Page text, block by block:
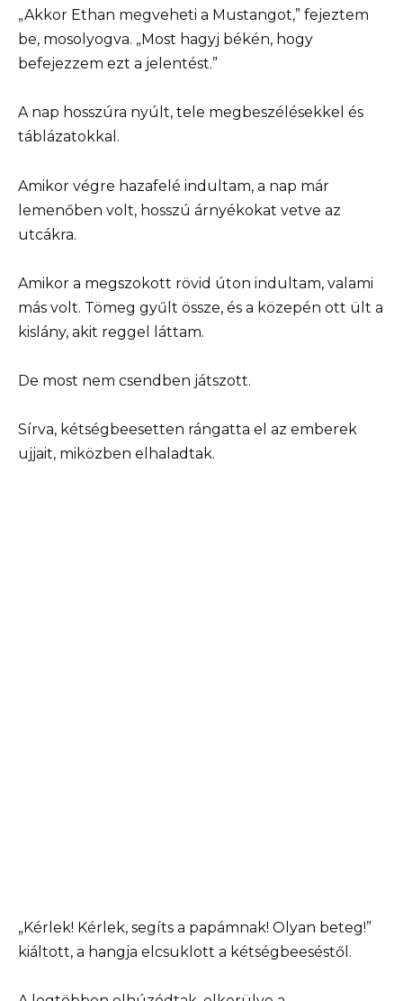
„Akkor Ethan megveheti a Mustangot,” fejeztem
be, mosolyogva. „Most hagyj békén, hogy
befejezzem ezt a jelentést.”
A nap hosszúra nyúlt, tele megbeszélésekkel és
táblázatokkal.
Amikor végre hazafelé indultam, a nap már
lemenőben volt, hosszú árnyékokat vetve az
utcákra.
Amikor a megszokott rövid úton indultam, valami
más volt. Tömeg gyűlt össze, és a közepén ott ült a
kislány, akit reggel láttam.
De most nem csendben játszott.
Sírva, kétségbeesetten rángatta el az emberek
ujjait, miközben elhaladtak.
„Kérlek! Kérlek, segíts a papámnak! Olyan beteg!”
kiáltott, a hangja elcsuklott a kétségbeeséstől.